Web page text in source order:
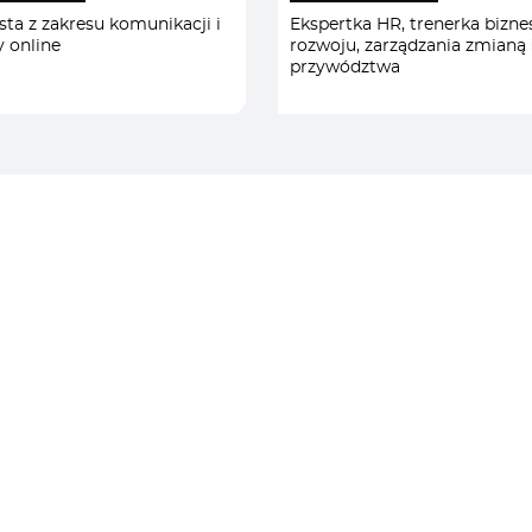
z zakresu komunikacji i
online
Ekspertka HR, trenerka
rozwoju, zarządzania zmianą
przywództwa
PRZYWÓDZTWO I
ZARZĄDZANIE /
PSYCHOLOGIA I